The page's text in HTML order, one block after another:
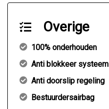
Overige
100% onderhouden
Anti blokkeer systeem
Anti doorslip regeling
Bestuurdersairbag